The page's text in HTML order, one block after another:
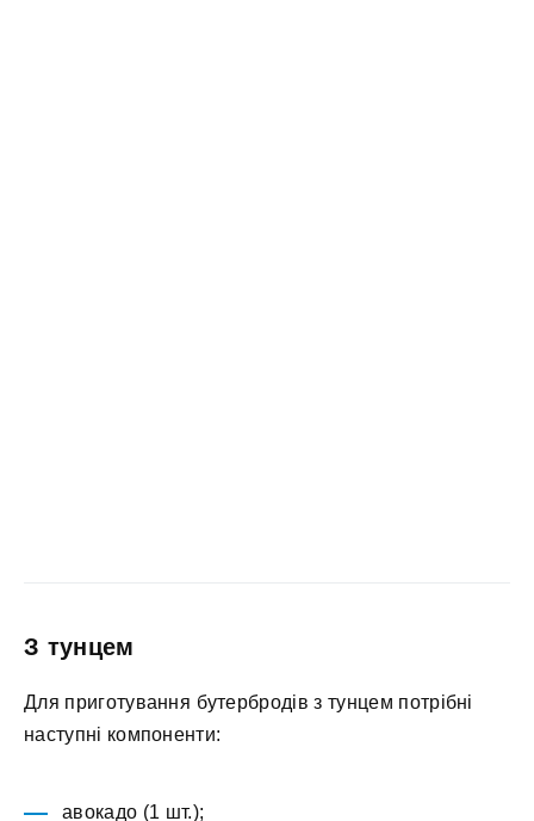
З тунцем
Для приготування бутербродів з тунцем потрібні
наступні компоненти:
авокадо (1 шт.);